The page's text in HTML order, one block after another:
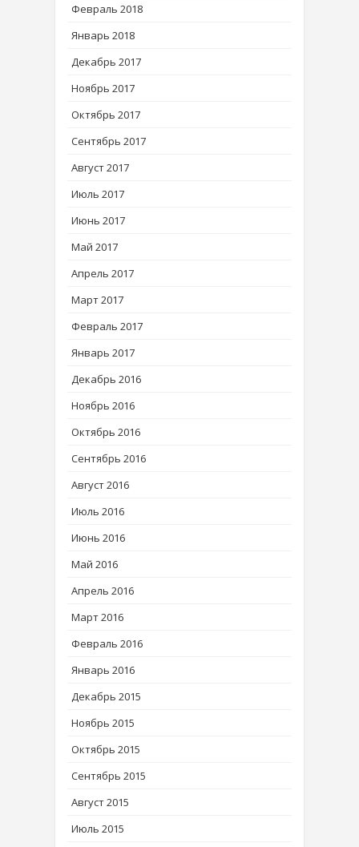
Февраль 2018
Январь 2018
Декабрь 2017
Ноябрь 2017
Октябрь 2017
Сентябрь 2017
Август 2017
Июль 2017
Июнь 2017
Май 2017
Апрель 2017
Март 2017
Февраль 2017
Январь 2017
Декабрь 2016
Ноябрь 2016
Октябрь 2016
Сентябрь 2016
Август 2016
Июль 2016
Июнь 2016
Май 2016
Апрель 2016
Март 2016
Февраль 2016
Январь 2016
Декабрь 2015
Ноябрь 2015
Октябрь 2015
Сентябрь 2015
Август 2015
Июль 2015